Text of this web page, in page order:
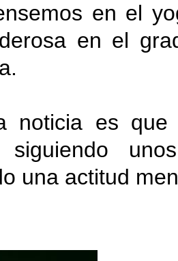
en el
en el
noticia es
siguiendo
una actitud